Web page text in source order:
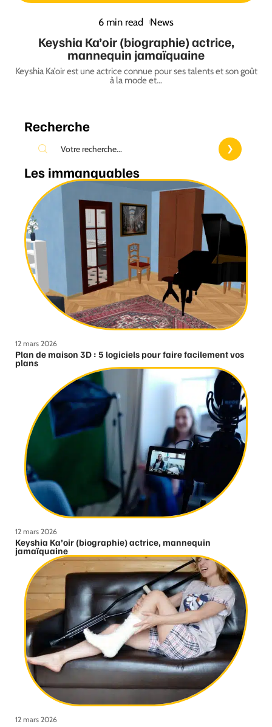
6 min read News
Keyshia Ka’oir (biographie) actrice,
mannequin jamaïquaine
Keyshia Ka’oir est une actrice connue pour ses talents et son goût
à la mode et…
Recherche
Les immanquables
12 mars 2026
Plan de maison 3D : 5 logiciels pour faire facilement vos
plans
12 mars 2026
Keyshia Ka’oir (biographie) actrice, mannequin
jamaïquaine
12 mars 2026